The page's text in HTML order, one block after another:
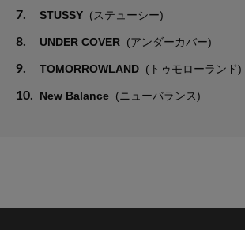
7. STUSSY (ステューシー)
8. UNDER COVER (アンダーカバー)
9. TOMORROWLAND (トゥモローランド)
10. New Balance (ニューバランス)